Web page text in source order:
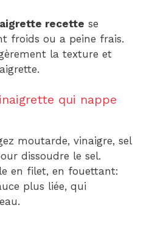
recette se
froids ou a peine frais.
la texture et
qui nappe
moutarde, vinaigre, sel
dissoudre le sel.
en filet, en fouettant:
plus liée, qui